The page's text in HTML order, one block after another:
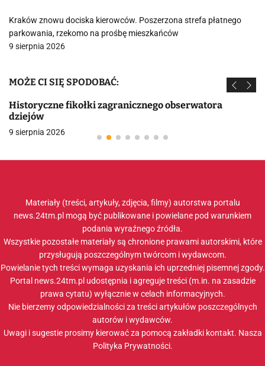
Kraków znowu dociska kierowców. Poszerzona strefa płatnego
parkowania, rzekomo na prośbę mieszkańców
9 sierpnia 2026
MOŻE CI SIĘ SPODOBAĆ:
Historyczne fikołki zagranicznego obserwatora
dziejów
9 sierpnia 2026
Materiały (treści, artykuły, zdjęcia, filmy) autorstwa portalu
news.24tm.pl mogą być publikowane i powielane pod warunkiem
podania wyraźnego źródła.
Wszystkie pozostałe materiały są chronione prawami autorskimi, które
przysługują poszczególnym twórcom i wydawcom.
Powielanie tych treści wymaga uzyskania ich uprzedniej pisemnej zgody.
Portal news.24tm.pl udostępnia i agreguje treści (m.in. na zasadzie
prawa cytatu) wyłącznie w celach informacyjnych.
Nie bierzemy odpowiedzialności za treści artykułów poszczególnych
autorów i wydawców.
Uwagi i sugestie prosimy kierować za pomocą zakładki kontakt. Nasza
Polityka Prywatności.